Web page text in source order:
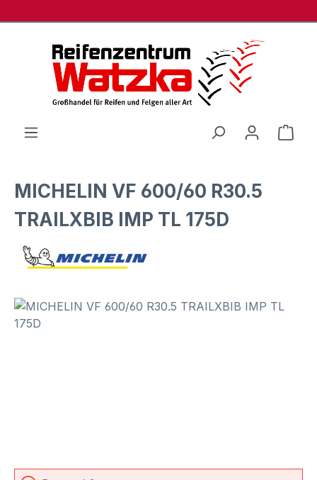
MICHELIN VF 600/60 R30.5
TRAILXBIB IMP TL 175D
Bildergalerie überspringen